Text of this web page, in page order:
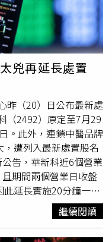
20分鐘分盤交易至8月
業日累積跌幅
列入處置。●信昌電
易，原處置期間至7月
，此次處置期限延
起採5分鐘分盤交易。
積漲幅39.91%，且當
放大5.51倍，因此遭列
20分鐘分盤交易。櫃
跌幅27.58%，且最近
元，因此遭列入處
兇再延長處置
昨（20）日公布最新處
（2492）原定至7月29
。此外，連鎖中醫品牌
遭列入最新處置股名
告，華新科近6個營業
期間兩個營業日收盤
延長實施20分鐘一次
日起延續至8月3日。
營業日最後成交價累計
21日起改採每5分鐘一
繼續閱讀